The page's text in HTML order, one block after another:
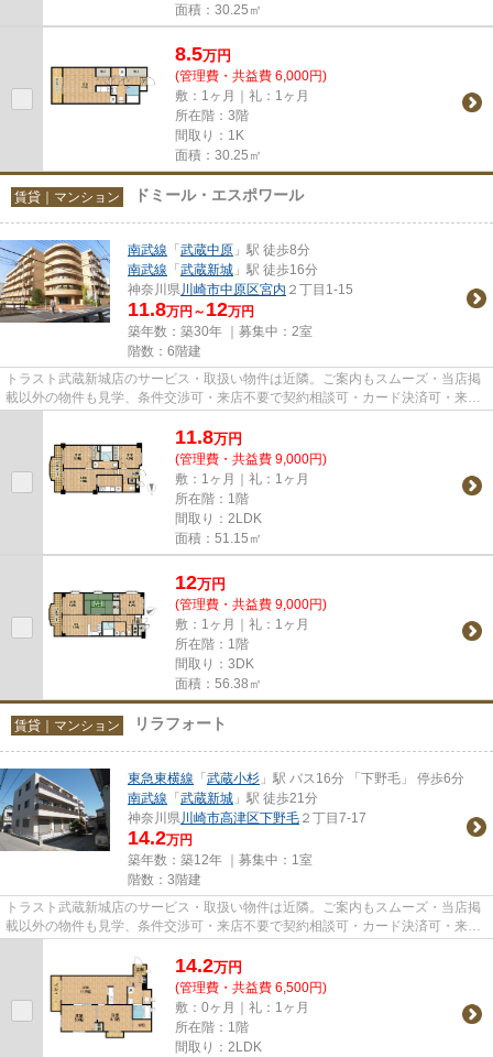
面積：30.25㎡
8.5万円
(管理費・共益費 6,000円)
敷：1ヶ月｜礼：1ヶ月
所在階：3階
間取り：1K
面積：30.25㎡
賃貸｜マンション ドミール・エスポワール
南武線 「武蔵中原 」駅 徒歩8分
南武線 「武蔵新城 」駅 徒歩16分
神奈川県川崎市中原区宮内 ２丁目1-15
11.8万円～ 12万円
築年数：築30年 ｜募集中： 2室
階数：6階建
トラスト武蔵新城店のサービス・取扱い物件は近隣。ご案内もスムーズ・当店掲
載以外の物件も見学、条件交渉可・来店不要で契約相談可・カード決済可・来店
時無料駐車場有（要電話予約...
11.8万円
(管理費・共益費 9,000円)
敷：1ヶ月｜礼：1ヶ月
所在階：1階
間取り：2LDK
面積：51.15㎡
12万円
(管理費・共益費 9,000円)
敷：1ヶ月｜礼：1ヶ月
所在階：1階
間取り：3DK
面積：56.38㎡
賃貸｜マンション リラフォート
東急東横線 「武蔵小杉 」駅 バス16分 「下野毛」 停歩6分
南武線 「武蔵新城 」駅 徒歩21分
神奈川県川崎市高津区下野毛 ２丁目7-17
14.2万円
築年数：築12年 ｜募集中： 1室
階数：3階建
トラスト武蔵新城店のサービス・取扱い物件は近隣。ご案内もスムーズ・当店掲
載以外の物件も見学、条件交渉可・来店不要で契約相談可・カード決済可・来店
時無料駐車場有（要電話予約...
14.2万円
(管理費・共益費 6,500円)
敷：0ヶ月｜礼：1ヶ月
所在階：1階
間取り：2LDK